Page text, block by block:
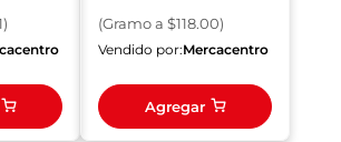
) (Gramoa $118.00)
Vendido por:Mercacentro
Agregar